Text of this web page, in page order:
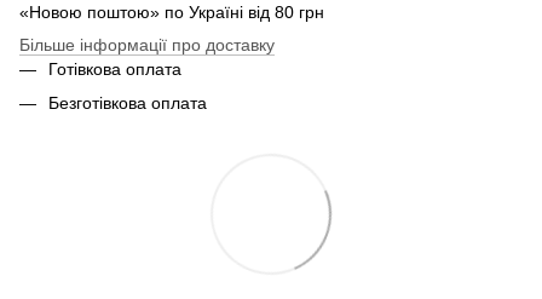
«Новою поштою» по Україні від 80 грн
Більше інформації про доставку
Готівкова оплата
Безготівкова оплата